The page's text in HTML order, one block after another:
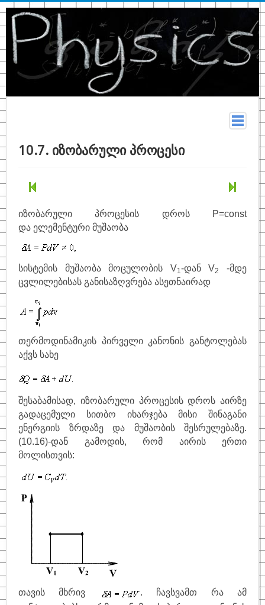
სახელმძღვანელო
ფიზიკურ მონაცემთა ცხრილები
ტერმინები
ზოგადი ფიზიკა
საინტერესო
ფიზიკოსები
კითხვა–პასუხი
საიტის შესახებ
10.7. იზობარული პროცესი
იზობარული პროცესის დროს P=const
და ელემენტური მუშაობა
სისტემის მუშაობა მოცულობის V1 -დან V2
-მდე
ცვლილებისას განისაზღვრება ასეთნაირად
თერმოდინამიკის პირველი კანონის განტოლებას
აქვს სახე
შესაბამისად, იზობარული პროცესის დროს აირზე
გადაცემული სითბო იხარჯება მისი შინაგანი
ენერგიის ზრდაზე და მუშაობის შესრულებაზე.
(10.16)-დან გამოდის, რომ აირის ერთი
მოლისთვის:
თავის მხრივ
. ჩავსვამთ რა ამ